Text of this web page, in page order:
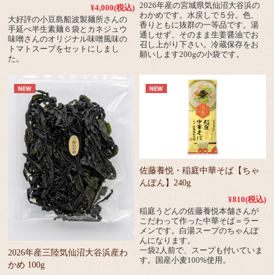
¥4,000(税込)
大好評の小豆島船波製麺所さんの
手延べ半生素麺６袋とカネジュウ
味噌さんのオリジナル味噌風味の
トマトスープをセットにしまし
た。
2026年産の宮城県気仙沼大谷浜の
わかめです。水戻しで５分。色、
香りともに抜群の一等品です。湯
通しせず、そのまま生姜醤油でお
召し上がり下さい。冷蔵保存をお
願いします200gの小袋です。
2026年産三陸気仙沼大谷浜産わ
かめ 100g
佐藤養悦・稲庭中華そば【ちゃ
んぽん】240g
¥810(税込)
稲庭うどんの佐藤養悦本舗さんが
こだわって作った中華そば＝ラー
メンです。白湯スープのちゃんぽ
んになります。
一袋2人前で、スープも付いていま
す。国産小麦100%使用。